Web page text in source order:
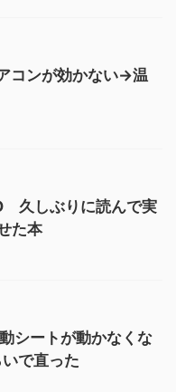
コンが効かない→温
久しぶりに読んで実
た本
シートが動かなくな
で直った